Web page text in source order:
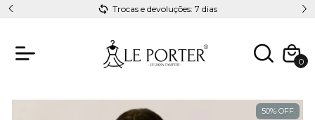
Trocas e devoluções: 7 dias
0
50% OFF